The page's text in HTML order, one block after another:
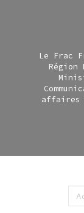
Le Frac
Région
affaires